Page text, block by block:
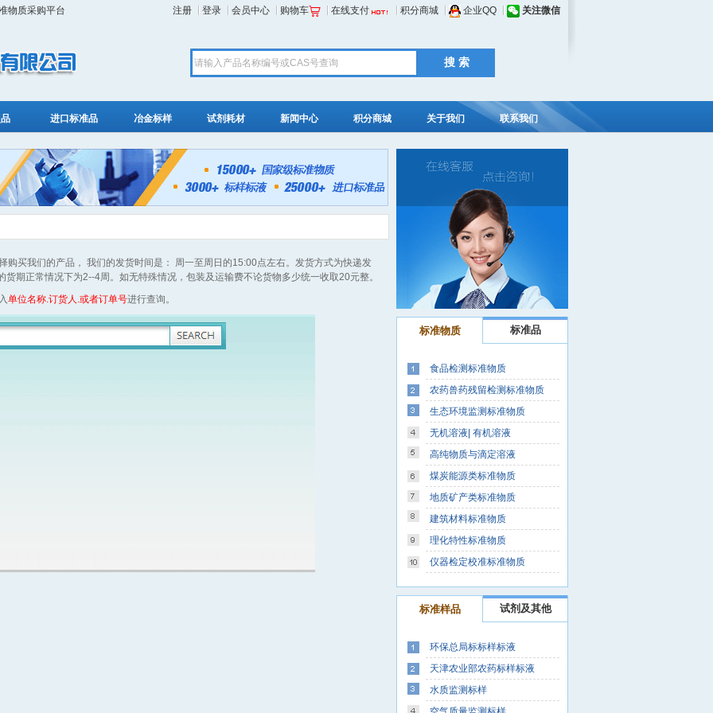
物质采购平台 注册 登录 会员中心 购物车 在线支付 积分商城 企业QQ 关注微信
进口标准品 冶金标样 试剂耗材 新闻中心 积分商城 关于我们 联系我们
购买我们的产品， 我们的发货时间是： 周一至周日的15:00点左右。发货方式为快递发
期正常情况下为2--4周。如无特殊情况，包装及运输费不论货物多少统一收取20元整。
单位名称.订货人.或者订单号进行查询。
标准物质 标准品
食品检测标准物质
农药兽药残留检测标准物质
生态环境监测标准物质
无机溶液| 有机溶液
高纯物质与滴定溶液
煤炭能源类标准物质
地质矿产类标准物质
建筑材料标准物质
理化特性标准物质
仪器检定校准标准物质
标准样品 试剂及其他
环保总局标标样标液
天津农业部农药标样标液
水质监测标样